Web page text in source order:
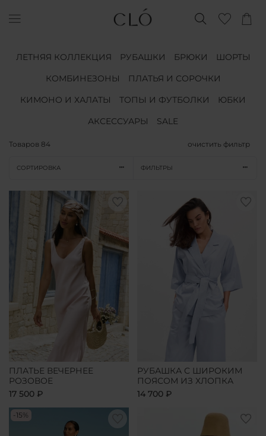
ЛЕТНЯЯ КОЛЛЕКЦИЯ РУБАШКИ БРЮКИ
ШОРТЫ
КОМБИНЕЗОНЫ
ПЛАТЬЯ И СОРОЧКИ
КИМОНО И ХАЛАТЫ
ТОПЫ И ФУТБОЛКИ
ЮБКИ
АКСЕССУАРЫ
SALE
Товаров 84 очистить фильтр
СОРТИРОВКА ФИЛЬТРЫ
ПЛАТЬЕ ВЕЧЕРНЕЕ
РОЗОВОЕ
17 500 ₽
РУБАШКА С ШИРОКИМ
ПОЯСОМ ИЗ ХЛОПКА
14 700 ₽
-15%